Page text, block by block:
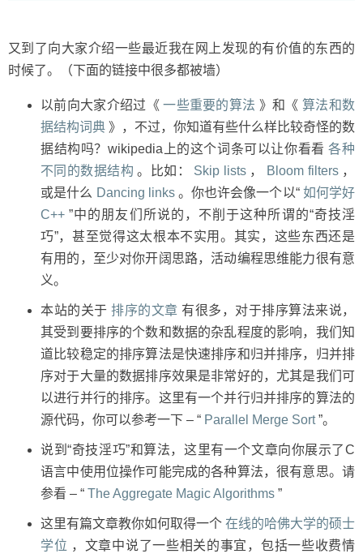
章
和
资
源
又到了向大家介绍一些最近我在网上发现的有价值的东西的
时候了。（下面的链接中很多都被墙）
以前向大家介绍过《一些重要的算法 》和《算法和数
据结构词典 》，不过，你知道有些什么样比较奇怪的数
据结构吗？wikipedia上的这个词条可以让你看看各种
不同的数据结构。比如： Skip lists ， Bloom filters ，
或是什么 Dancing links 。你也许会像一个以“ 如何学好
C++”中的朋友们所说的，不削于这种所谓的“奇技淫
巧”，甚至觉得这太根本不实用。其实，这些东西还是
有用的，至少对你开阔思路，活动编程思维能力很有意
义。
本站的关于 排序的文章 有很多，对于排序算法来说，
其受到要排序的个数和数据的杂乱程度的影响，我们知
道比较稳定的排序算法是快速排序和归并排序，归并排
序对于大量的数据排序效果是非常好的，尤其是我们可
以进行并行的排序。这里有一个并行归并排序的算法的
源代码，你可以参考一下 – “ Parallel Merge Sort”。
说到“奇技淫巧”和算法，这里有一个文章向你展示了C
语言中使用位操作可能完成的各种算法，很有意思。请
参看 – “ The Aggregate Magic Algorithms ”
这里有篇文章教你如何取得一个 在线的哈佛大学的硕士
学位 ，文章中说了一些相关的事宜，包括一些收费情